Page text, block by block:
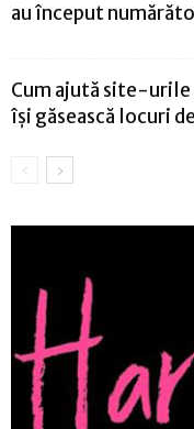
au început
Cum ajută site-
își găsească locuri